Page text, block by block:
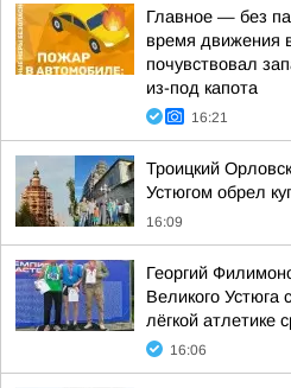
Главное — без
время движения
почувствовал
из-под капота
16:21
Троицкий
Устюгом обрел
16:09
Георгий
Великого Устюга
лёгкой атлетике
16:06